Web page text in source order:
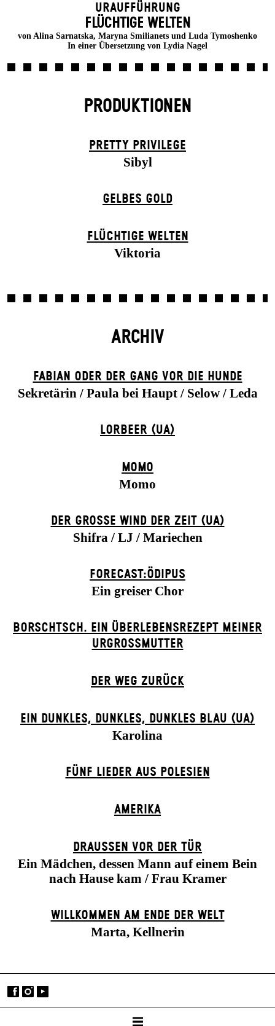
Uraufführung
FLÜCHTIGE WELTEN
von Alina Sarnatska, Maryna Smilianets und Luda Tymoshenko
In einer Übersetzung von Lydia Nagel
PRODUKTIONEN
PRETTY PRIVILEGE
Sibyl
GELBES GOLD
FLÜCHTIGE WELTEN
Viktoria
ARCHIV
FABIAN ODER DER GANG VOR DIE HUNDE
Sekretärin / Paula bei Haupt / Selow / Leda
LORBEER (UA)
MOMO
Momo
DER GROSSE WIND DER ZEIT (UA)
Shifra / LJ / Mariechen
FORECAST:ÖDIPUS
Ein greiser Chor
BORSCHTSCH. EIN ÜBERLEBENSREZEPT MEINER
URGROSSMUTTER
DER WEG ZU­RÜCK
EIN DUNK­LES, DUNK­LES, DUNK­LES BLAU (UA)
Karolina
FÜNF LIEDER AUS POLESIEN
AMERIKA
DRAUSSEN VOR DER TÜR
Ein Mädchen, dessen Mann auf einem Bein
nach Hause kam / Frau Kramer
WILLKOMMEN AM ENDE DER WELT
Marta, Kellnerin